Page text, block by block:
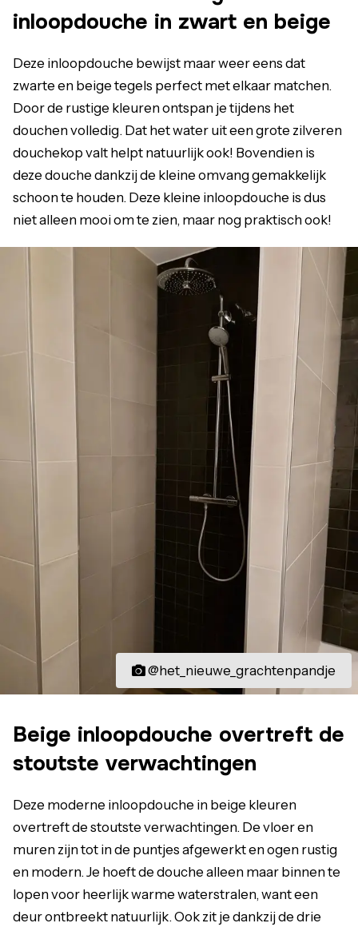
inloopdouche in zwart en beige
Deze inloopdouche bewijst maar weer eens dat
zwarte en beige tegels perfect met elkaar matchen.
Door de rustige kleuren ontspan je tijdens het
douchen volledig. Dat het water uit een grote zilveren
douchekop valt helpt natuurlijk ook! Bovendien is
deze douche dankzij de kleine omvang gemakkelijk
schoon te houden. Deze kleine inloopdouche is dus
niet alleen mooi om te zien, maar nog praktisch ook!
@het_nieuwe_grachtenpandje
Beige inloopdouche overtreft de
stoutste verwachtingen
Deze moderne inloopdouche in beige kleuren
overtreft de stoutste verwachtingen. De vloer en
muren zijn tot in de puntjes afgewerkt en ogen rustig
en modern. Je hoeft de douche alleen maar binnen te
lopen voor heerlijk warme waterstralen, want een
deur ontbreekt natuurlijk. Ook zit je dankzij de drie